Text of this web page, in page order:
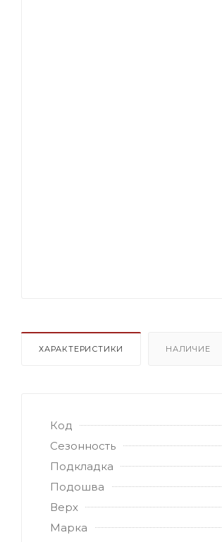
ХАРАКТЕРИСТИКИ НАЛИЧИЕ
Код
Сезонность
Подкладка
Подошва
Верх
Марка